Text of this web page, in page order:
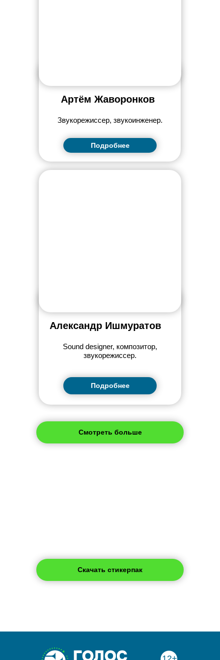
Sound designer, композитор,
звукорежиссер.
Александр Ишмуратов
Подробнее
Звукорежиссер, звукоинженер.
Артём Жаворонков
Подробнее
Смотреть больше
Скачать стикерпак